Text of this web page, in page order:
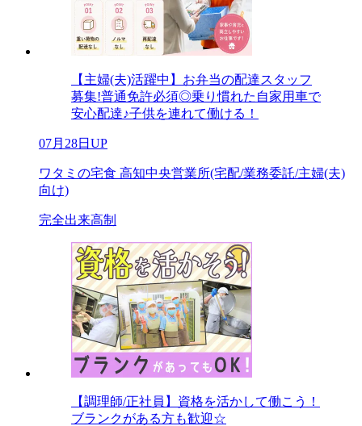
【主婦(夫)活躍中】お弁当の配達スタッフ
募集!普通免許必須◎乗り慣れた自家用車で
安心配達♪子供を連れて働ける！
07月28日UP
ワタミの宅食 高知中央営業所(宅配/業務委託/主婦(夫)
向け)
完全出来高制
【調理師/正社員】資格を活かして働こう！
ブランクがある方も歓迎☆